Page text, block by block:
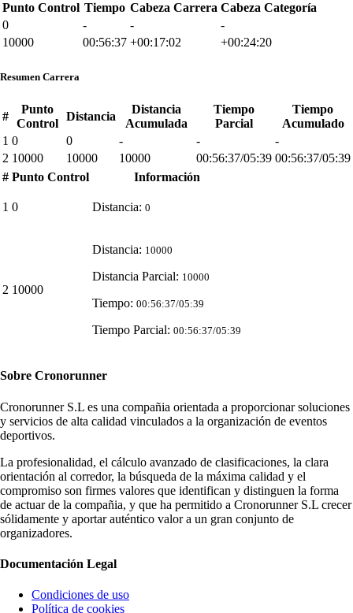
Punto Control Tiempo Cabeza Carrera Cabeza Categoría
0
- -
-
10000
00:56:37 +00:17:02 +00:24:20
Resumen Carrera
#
Punto
Control
Distancia
Distancia
Acumulada
Tiempo
Parcial
Tiempo
Acumulado
1 0 0 - -
-
2 10000 10000 10000 00:56:37/05:39 00:56:37/05:39
# Punto Control Información
1 0 Distancia: 0
2 10000
Distancia: 10000
Distancia Parcial: 10000
Tiempo: 00:56:37/05:39
Tiempo Parcial: 00:56:37/05:39
Sobre Cronorunner
Cronorunner S.L es una compañia orientada a proporcionar soluciones
y servicios de alta calidad vinculados a la organización de eventos
deportivos.
La profesionalidad, el cálculo avanzado de clasificaciones, la clara
orientación al corredor, la búsqueda de la máxima calidad y el
compromiso son firmes valores que identifican y distinguen la forma
de actuar de la compañia, y que ha permitido a Cronorunner S.L crecer
sólidamente y aportar auténtico valor a un gran conjunto de
organizadores.
Documentación Legal
Condiciones de uso
Política de cookies